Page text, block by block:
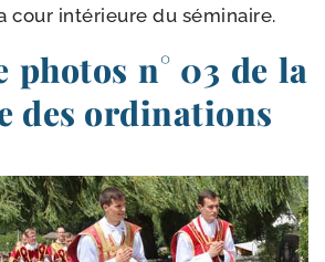
cour inté­rieure du séminaire.
photos n° 03 de la
des ordinations